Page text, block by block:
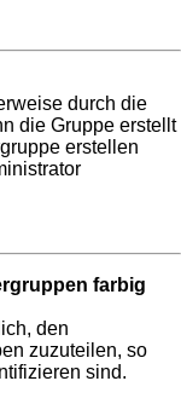
durch die
die Gruppe erstellt
erstellen
farbig
den
zuzuteilen, so
sind.